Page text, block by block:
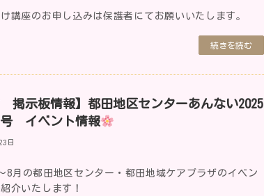
講座のお申し込みは保護者にてお願いいたします。
続きを読む
掲示板情報】都田地区センターあんない2025
号 イベント情報
日
8月の都田地区センター・都田地域ケアプラザのイベン
介いたします！